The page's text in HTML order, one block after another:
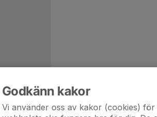
Godkänn kakor
Vi använder oss av kakor (cookies)